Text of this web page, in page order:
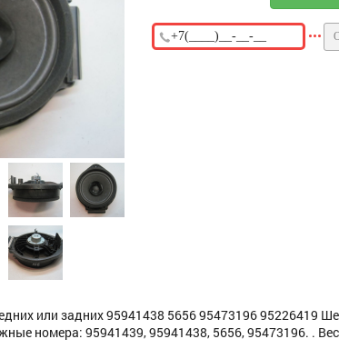
или задних 95941438 5656 95473196 95226419
номера: 95941439, 95941438, 5656, 95473196. .